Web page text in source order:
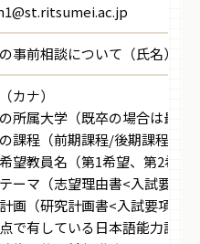
事前相談について（氏名）
カナ）
所属大学（既卒の場合は最終
課程（前期課程/後期課程）
望教員名（第1希望、第2希望
ーマ（志望理由書<入試要項
画（研究計画書<入試要項様
で有している日本語能力試験